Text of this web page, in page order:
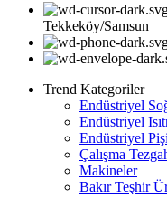
Tekkeköy/Samsun
Trend Kategoriler
Endüstriyel
Endüstriyel
Endüstriyel
Çalışma
Makineler
Bakır Teşhir